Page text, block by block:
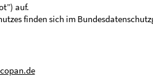
auf.
finden sich im